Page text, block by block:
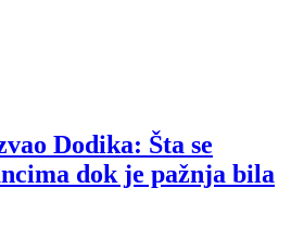
Dodika: Šta se
dok je pažnja bila